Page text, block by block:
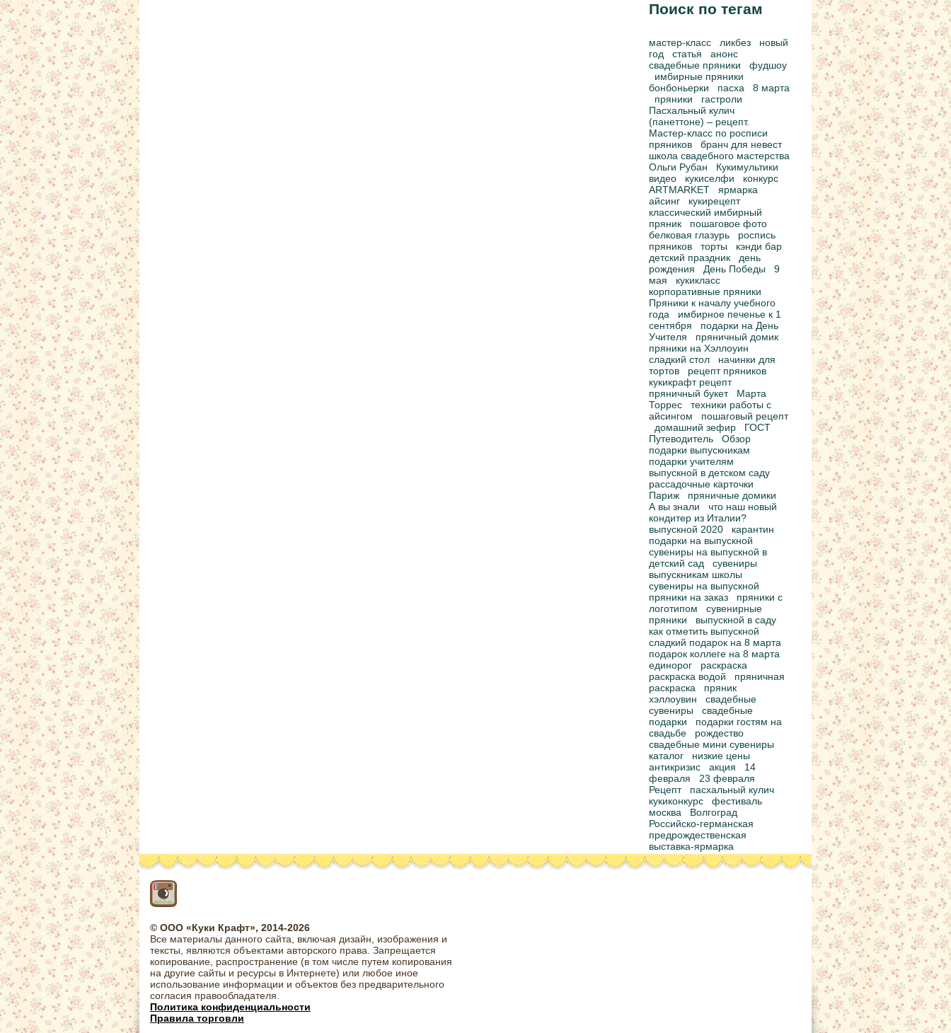
Поиск по тегам
мастер-класс ликбез
новый
год
статья
анонс
свадебные пряники
фудшоу
имбирные пряники
бонбоньерки
пасха
8 марта
пряники
гастроли
Пасхальный кулич
(панеттоне) – рецепт.
Мастер-класс по росписи
пряников
бранч для невест
школа свадебного мастерства
Ольги Рубан
Кукимультики
видео
кукиселфи
конкурс
ARTMARKET
ярмарка
айсинг
кукирецепт
классический имбирный
пряник
пошаговое фото
белковая глазурь
роспись
пряников
торты
кэнди бар
детский праздник
день
рождения
День Победы
9
мая
кукикласс
корпоративные пряники
Пряники к началу учебного
года
имбирное печенье к 1
сентября
подарки на День
Учителя
пряничный домик
пряники на Хэллоуин
сладкий стол
начинки для
тортов
рецепт пряников
кукикрафт рецепт
пряничный букет
Марта
Торрес
техники работы с
айсингом
пошаговый рецепт
домашний зефир
ГОСТ
Путеводитель
Обзор
подарки выпускникам
подарки учителям
выпускной в детском саду
рассадочные карточки
Париж
пряничные домики
А вы знали
что наш новый
кондитер из Италии?
выпускной 2020
карантин
подарки на выпускной
сувениры на выпускной в
детский сад
сувениры
выпускникам школы
сувениры на выпускной
пряники на заказ
пряники с
логотипом
сувенирные
пряники
выпускной в саду
как отметить выпускной
сладкий подарок на 8 марта
подарок коллеге на 8 марта
единорог
раскраска
раскраска водой
пряничная
раскраска
пряник
хэллоувин
свадебные
сувениры
свадебные
подарки
подарки гостям на
свадьбе
рождество
свадебные мини сувениры
каталог
низкие цены
антикризис
акция
14
февраля
23 февраля
Рецепт
пасхальный кулич
кукиконкурс
фестиваль
москва
Волгоград
Российско-германская
предрождественская
выставка-ярмарка
© ООО «Куки Крафт», 2014-2026
Все материалы данного сайта, включая дизайн, изображения и
тексты, являются объектами авторского права. Запрещается
копирование, распространение (в том числе путем копирования
на другие сайты и ресурсы в Интернете) или любое иное
использование информации и объектов без предварительного
согласия правообладателя.
Политика конфиденциальности
Правила торговли